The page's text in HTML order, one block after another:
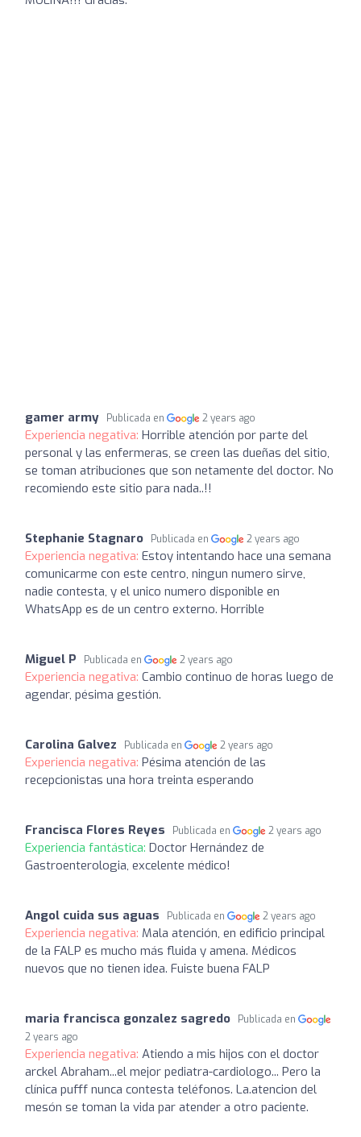
gamer army Publicada en 2 years ago
Experiencia negativa: Horrible atención por parte del
personal y las enfermeras, se creen las dueñas del sitio,
se toman atribuciones que son netamente del doctor. No
recomiendo este sitio para nada..!!
Stephanie Stagnaro Publicada en 2 years ago
Experiencia negativa: Estoy intentando hace una semana
comunicarme con este centro, ningun numero sirve,
nadie contesta, y el unico numero disponible en
WhatsApp es de un centro externo. Horrible
Miguel P Publicada en 2 years ago
Experiencia negativa: Cambio continuo de horas luego de
agendar, pésima gestión.
Carolina Galvez Publicada en 2 years ago
Experiencia negativa: Pésima atención de las
recepcionistas una hora treinta esperando
Francisca Flores Reyes Publicada en 2 years ago
Experiencia fantástica: Doctor Hernández de
Gastroenterologia, excelente médico!
Angol cuida sus aguas Publicada en 2 years ago
Experiencia negativa: Mala atención, en edificio principal
de la FALP es mucho más fluida y amena. Médicos
nuevos que no tienen idea. Fuiste buena FALP
maria francisca gonzalez sagredo
Publicada en
2 years ago
Experiencia negativa: Atiendo a mis hijos con el doctor
arckel Abraham...el mejor pediatra-cardiologo... Pero la
clínica pufff nunca contesta teléfonos. La.atencion del
mesón se toman la vida par atender a otro paciente.